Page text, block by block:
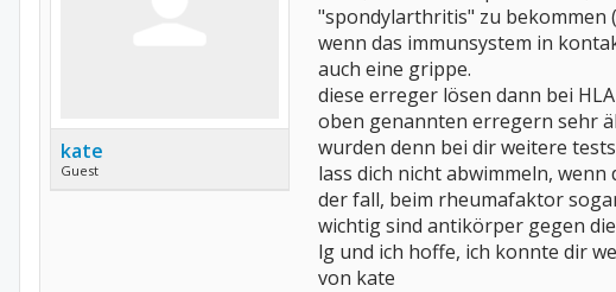
kate
Guest
"spondylarthritis" zu bekommen
wenn das immunsystem in
auch eine grippe.
diese erreger lösen dann bei
oben genannten erregern sehr
wurden denn bei dir weitere
lass dich nicht abwimmeln,
der fall, beim rheumafaktor
wichtig sind antikörper gegen
lg und ich hoffe, ich konnte dir
von kate